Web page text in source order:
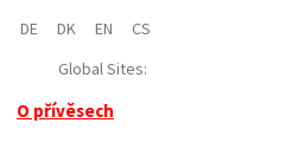
DE DK EN
CS
Global Sites:
O přívěsech